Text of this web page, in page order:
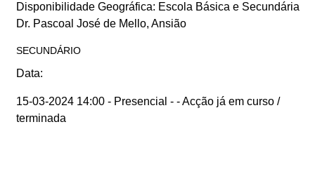
Disponibilidade Geográfica: Escola Básica e Secundária
Dr. Pascoal José de Mello, Ansião
SECUNDÁRIO
Data:
15-03-2024 14:00 - Presencial - - Acção já em curso /
terminada